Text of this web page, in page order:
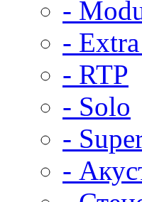
-
-
- RTP
- Solo
-
-